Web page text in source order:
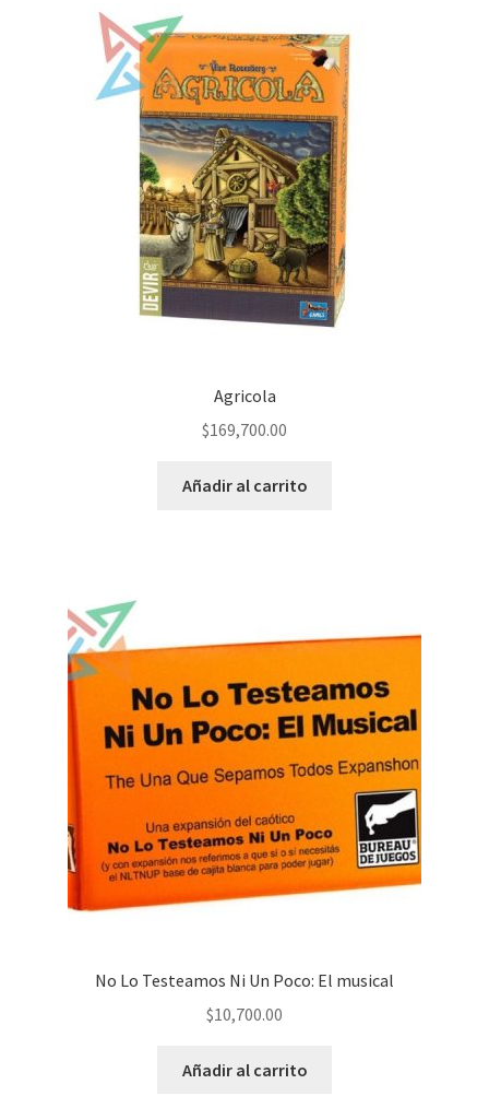
Agricola
$169,700.00
Añadir al carrito
No Lo Testeamos Ni Un Poco: El musical
$10,700.00
Añadir al carrito